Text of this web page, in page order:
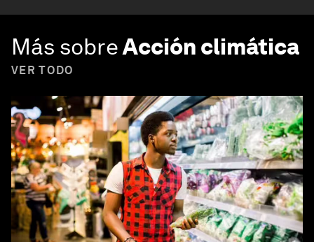
Más sobreAcción climática
VER TODO